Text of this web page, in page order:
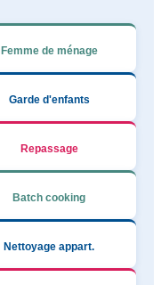
Femme de ménage
Garde d'enfants
Repassage
Batch cooking
Nettoyage appart.